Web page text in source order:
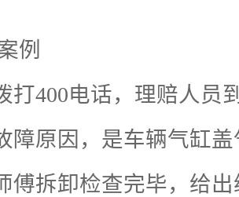
例
打400电话，理赔人员
障原因，是车辆气缸
傅拆卸检查完毕，给